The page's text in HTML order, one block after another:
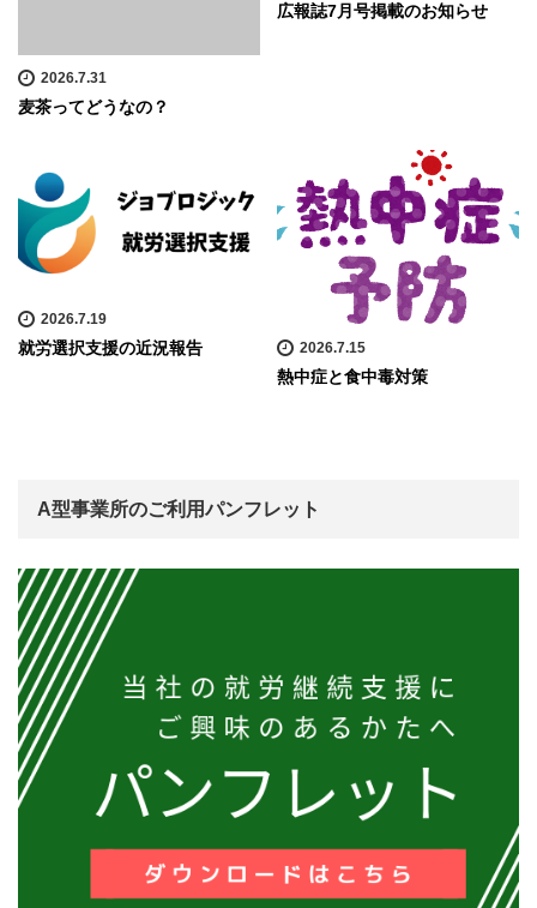
2026.7.31
麦茶ってどうなの？
広報誌7月号掲載のお知らせ
2026.7.19
就労選択支援の近況報告 2026.7.15
熱中症と食中毒対策
A型事業所のご利用パンフレット